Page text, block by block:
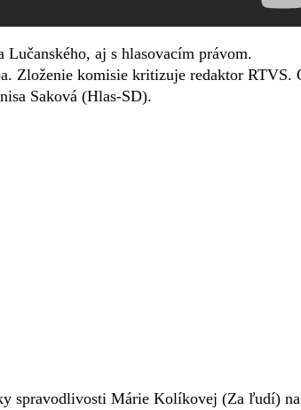
aj s hlasovacím právom.
Zloženie komisie kritizuje redaktor RTVS.
Saková (Hlas-SD).
spravodlivosti Márie Kolíkovej (Za ľudí) na